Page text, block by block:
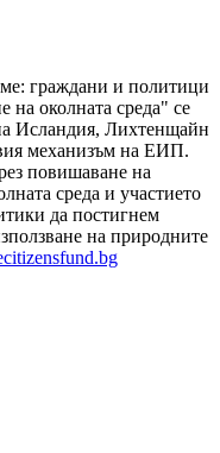
: граждани и политици
на околната среда" се
Исландия, Лихтенщайн
механизъм на ЕИП.
повишаване на
среда и участието
да постигнем
на природните